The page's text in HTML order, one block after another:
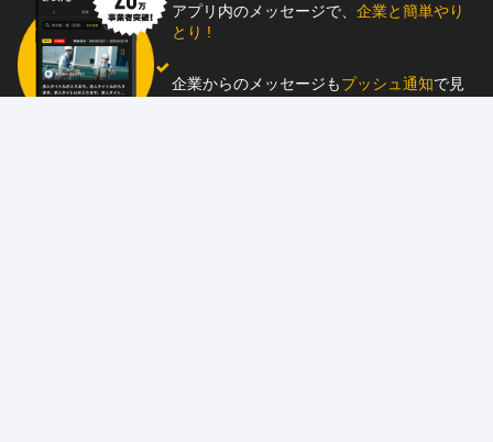
アプリ内のメッセージで、 企業と簡単やり
とり !
企業からのメッセージもプッシュ通知で見